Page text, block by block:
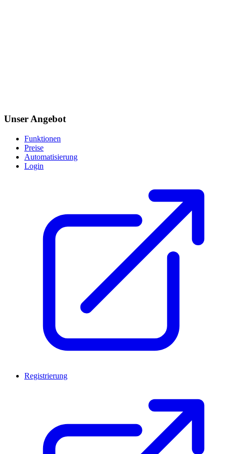
Unser Angebot
Funktionen
Preise
Automatisierung
Login
Registrierung